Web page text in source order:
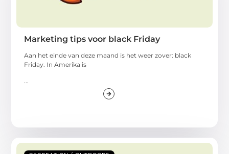
Marketing tips voor black Friday
Aan het einde van deze maand is het weer zover: black
Friday. In Amerika is
...